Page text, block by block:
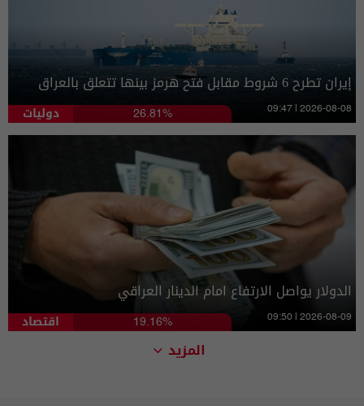
إيران تطرح 6 شروط مقابل فتح هرمز بينها تتعلق بالعراق
دوليات 26.81% 09:47 | 2026-08-08
الدولار يواصل الارتفاع امام الدينار العراقي
اقتصاد 19.16% 09:50 | 2026-08-09
المزيد